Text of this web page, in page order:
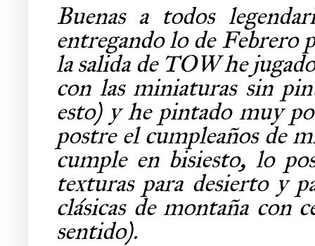
Buenas a todos
entregando lo de Febrero
la salida de TOW he
con las miniaturas sin
esto) y he pintado muy
postre el cumpleaños de
cumple en bisiesto, lo
texturas para desierto y
clásicas de montaña con
sentido).